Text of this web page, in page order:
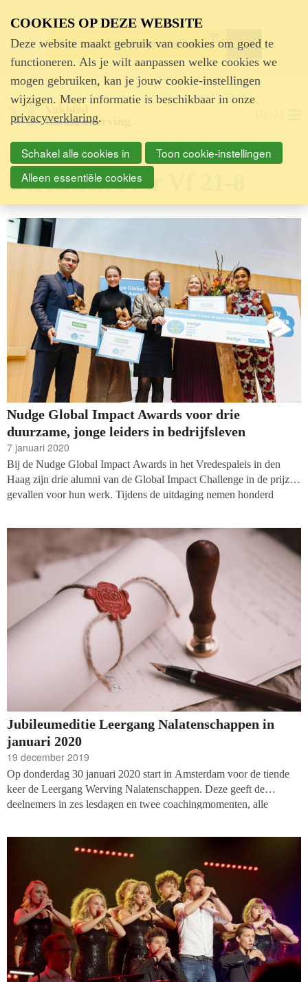
Advertentie
Berichten over Vf 21-8
Nudge Global Impact Awards voor drie
duurzame, jonge leiders in bedrijfsleven
7 januari 2020
Bij de Nudge Global Impact Awards in het Vredespaleis in den
Haag zijn drie alumni van de Global Impact Challenge in de prijzen
gevallen voor hun werk. Tijdens de uitdaging nemen honderd
het creëren van impact. De prijs is een blijk van erkenning voor
diegenen die daadwerkelijke verandering in gang hebben kunnen
zetten.
Jubileumeditie Leergang Nalatenschappen in
januari 2020
19 december 2019
Op donderdag 30 januari 2020 start in Amsterdam voor de tiende
keer de Leergang Werving Nalatenschappen. Deze geeft de
deelnemers in zes lesdagen en twee coachingmomenten, alle
professional in nalatenschappenwerving te worden. Deelnemers
werken in de leergang direct aan een strategie, audit, of
COOKIES OP DEZE WEBSITE
Deze website maakt gebruik van cookies om goed te
functioneren. Als je wilt aanpassen welke cookies we
mogen gebruiken, kan je jouw cookie-instellingen
wijzigen. Meer informatie is beschikbaar in onze
privacyverklaring.
Schakel alle cookies in
Toon cookie-instellingen
Alleen essentiële cookies